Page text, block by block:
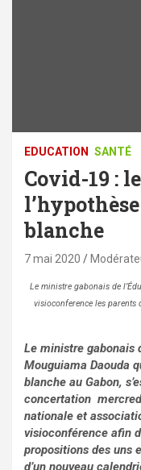
EDUCATION SANTÉ
Covid-19 :
blanche
7 mai 2020
Le ministre gabonais de
visioconference les
Le ministre gabonais
Mouguiama Daouda
blanche au Gabon,
concertation
nationale et
visioconférence afin
propositions des uns
d’un nouveau